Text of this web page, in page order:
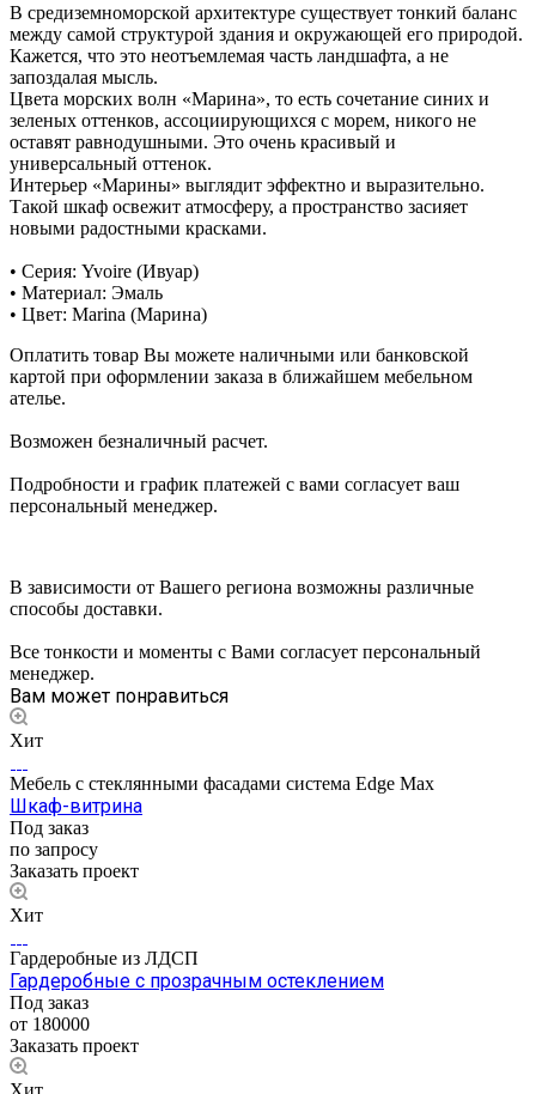
В средиземноморской архитектуре существует тонкий баланс
между самой структурой здания и окружающей его природой.
Кажется, что это неотъемлемая часть ландшафта, а не
запоздалая мысль.
Цвета морских волн «Марина», то есть сочетание синих и
зеленых оттенков, ассоциирующихся с морем, никого не
оставят равнодушными. Это очень красивый и
универсальный оттенок.
Интерьер «Марины» выглядит эффектно и выразительно.
Такой шкаф освежит атмосферу, а пространство засияет
новыми радостными красками.
• Серия: Yvoire (Ивуар)
• Материал: Эмаль
• Цвет: Marina (Марина)
Оплатить товар Вы можете наличными или банковской
картой при оформлении заказа в ближайшем мебельном
ателье.
Возможен безналичный расчет.
Подробности и график платежей с вами согласует ваш
персональный менеджер.
В зависимости от Вашего региона возможны различные
способы доставки.
Все тонкости и моменты с Вами согласует персональный
менеджер.
Вам может понравиться
Хит
Мебель с стеклянными фасадами система Edge Max
Шкаф-витрина
Под заказ
по запросу
Заказать проект
Хит
Гардеробные из ЛДСП
Гардеробные с прозрачным остеклением
Под заказ
от 180000
Заказать проект
Хит